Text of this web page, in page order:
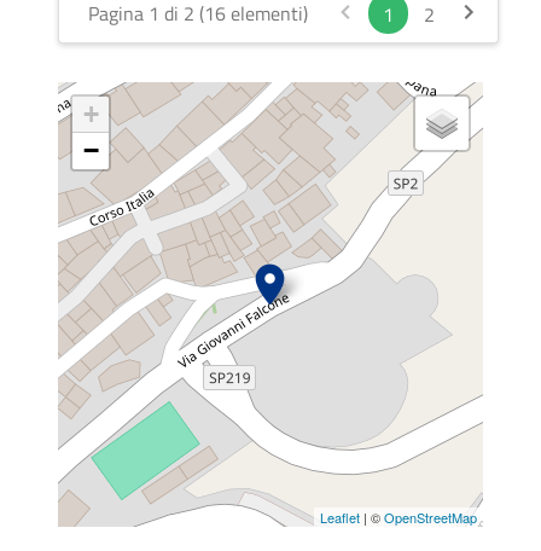
Pagina 1 di 2 (16 elementi) 1 2
+
−
Leaflet | ©OpenStreetMap